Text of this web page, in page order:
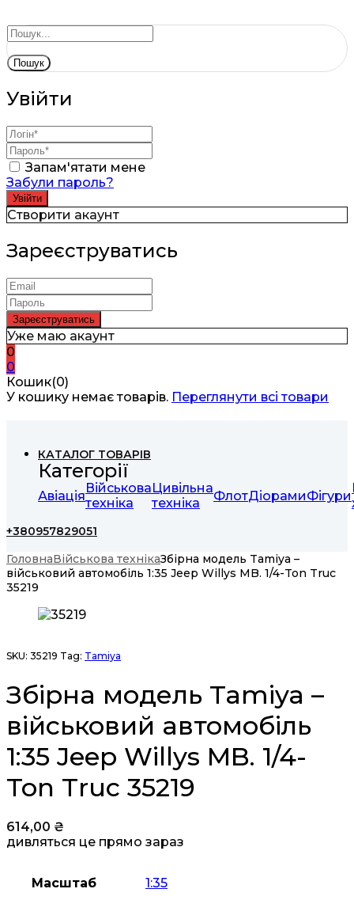
Пошук
Увійти
Запам'ятати мене
Забули пароль?
Створити акаунт
Зареєструватись
Уже маю акаунт
0
0
Кошик(0)
У кошику немає товарів. Переглянути всі товари
КАТАЛОГ ТОВАРІВ
Категорії
АвіаціяВійськова
техніка
Цивільна
техніка
ФлотДіорамиФігури
+380957829051
ГоловнаВійськова технікаЗбірна модель Tamiya –
військовий автомобіль 1:35 Jeep Willys MB. 1/4-Ton Truc
35219
SKU: 35219 Tag: Tamiya
Збірна модель Tamiya –
військовий автомобіль
1:35 Jeep Willys MB. 1/4-
Ton Truc 35219
614,00 ₴
дивляться це прямо зараз
Масштаб
1:35